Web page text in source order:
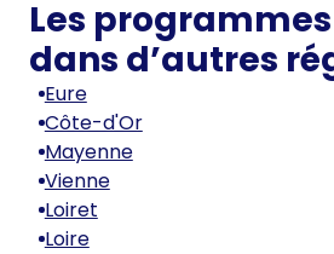
Les
dans d’autres
Eure
Côte-d'Or
Mayenne
Vienne
Loiret
Loire